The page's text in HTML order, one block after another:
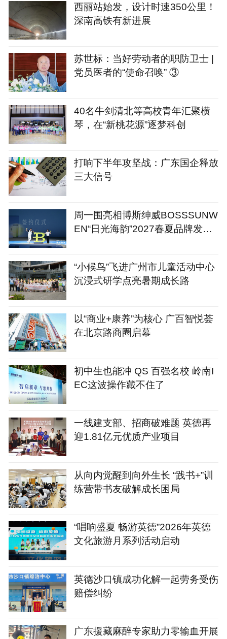
西丽站始发，设计时速350公里！
深南高铁有新进展
苏世标：当好劳动者的职防卫士 |
党员医者的“使命召唤” ③
40名牛剑清北等高校青年汇聚横
琴，在“新桃花源”逐梦科创
打响下半年攻坚战：广东国企释放
三大信号
周一围亮相博斯绅威BOSSSUNW
EN“日光海韵”2027春夏品牌发布
“小候鸟”飞进广州市儿童活动中心
沉浸式研学点亮暑期成长路
以“商业+康养”为核心 广百智悦荟
在北京路商圈启幕
初中生也能冲 QS 百强名校 岭南I
EC这波操作藏不住了
一线建支部、招商破难题 英德再
迎1.81亿元优质产业项目
从向内觉醒到向外生长 “践书+”训
练营带书友破解成长困局
“唱响盛夏 畅游英德”2026年英德
文化旅游月系列活动启动
英德沙口镇成功化解一起劳务受伤
赔偿纠纷
广东援藏麻醉专家助力零输血开展